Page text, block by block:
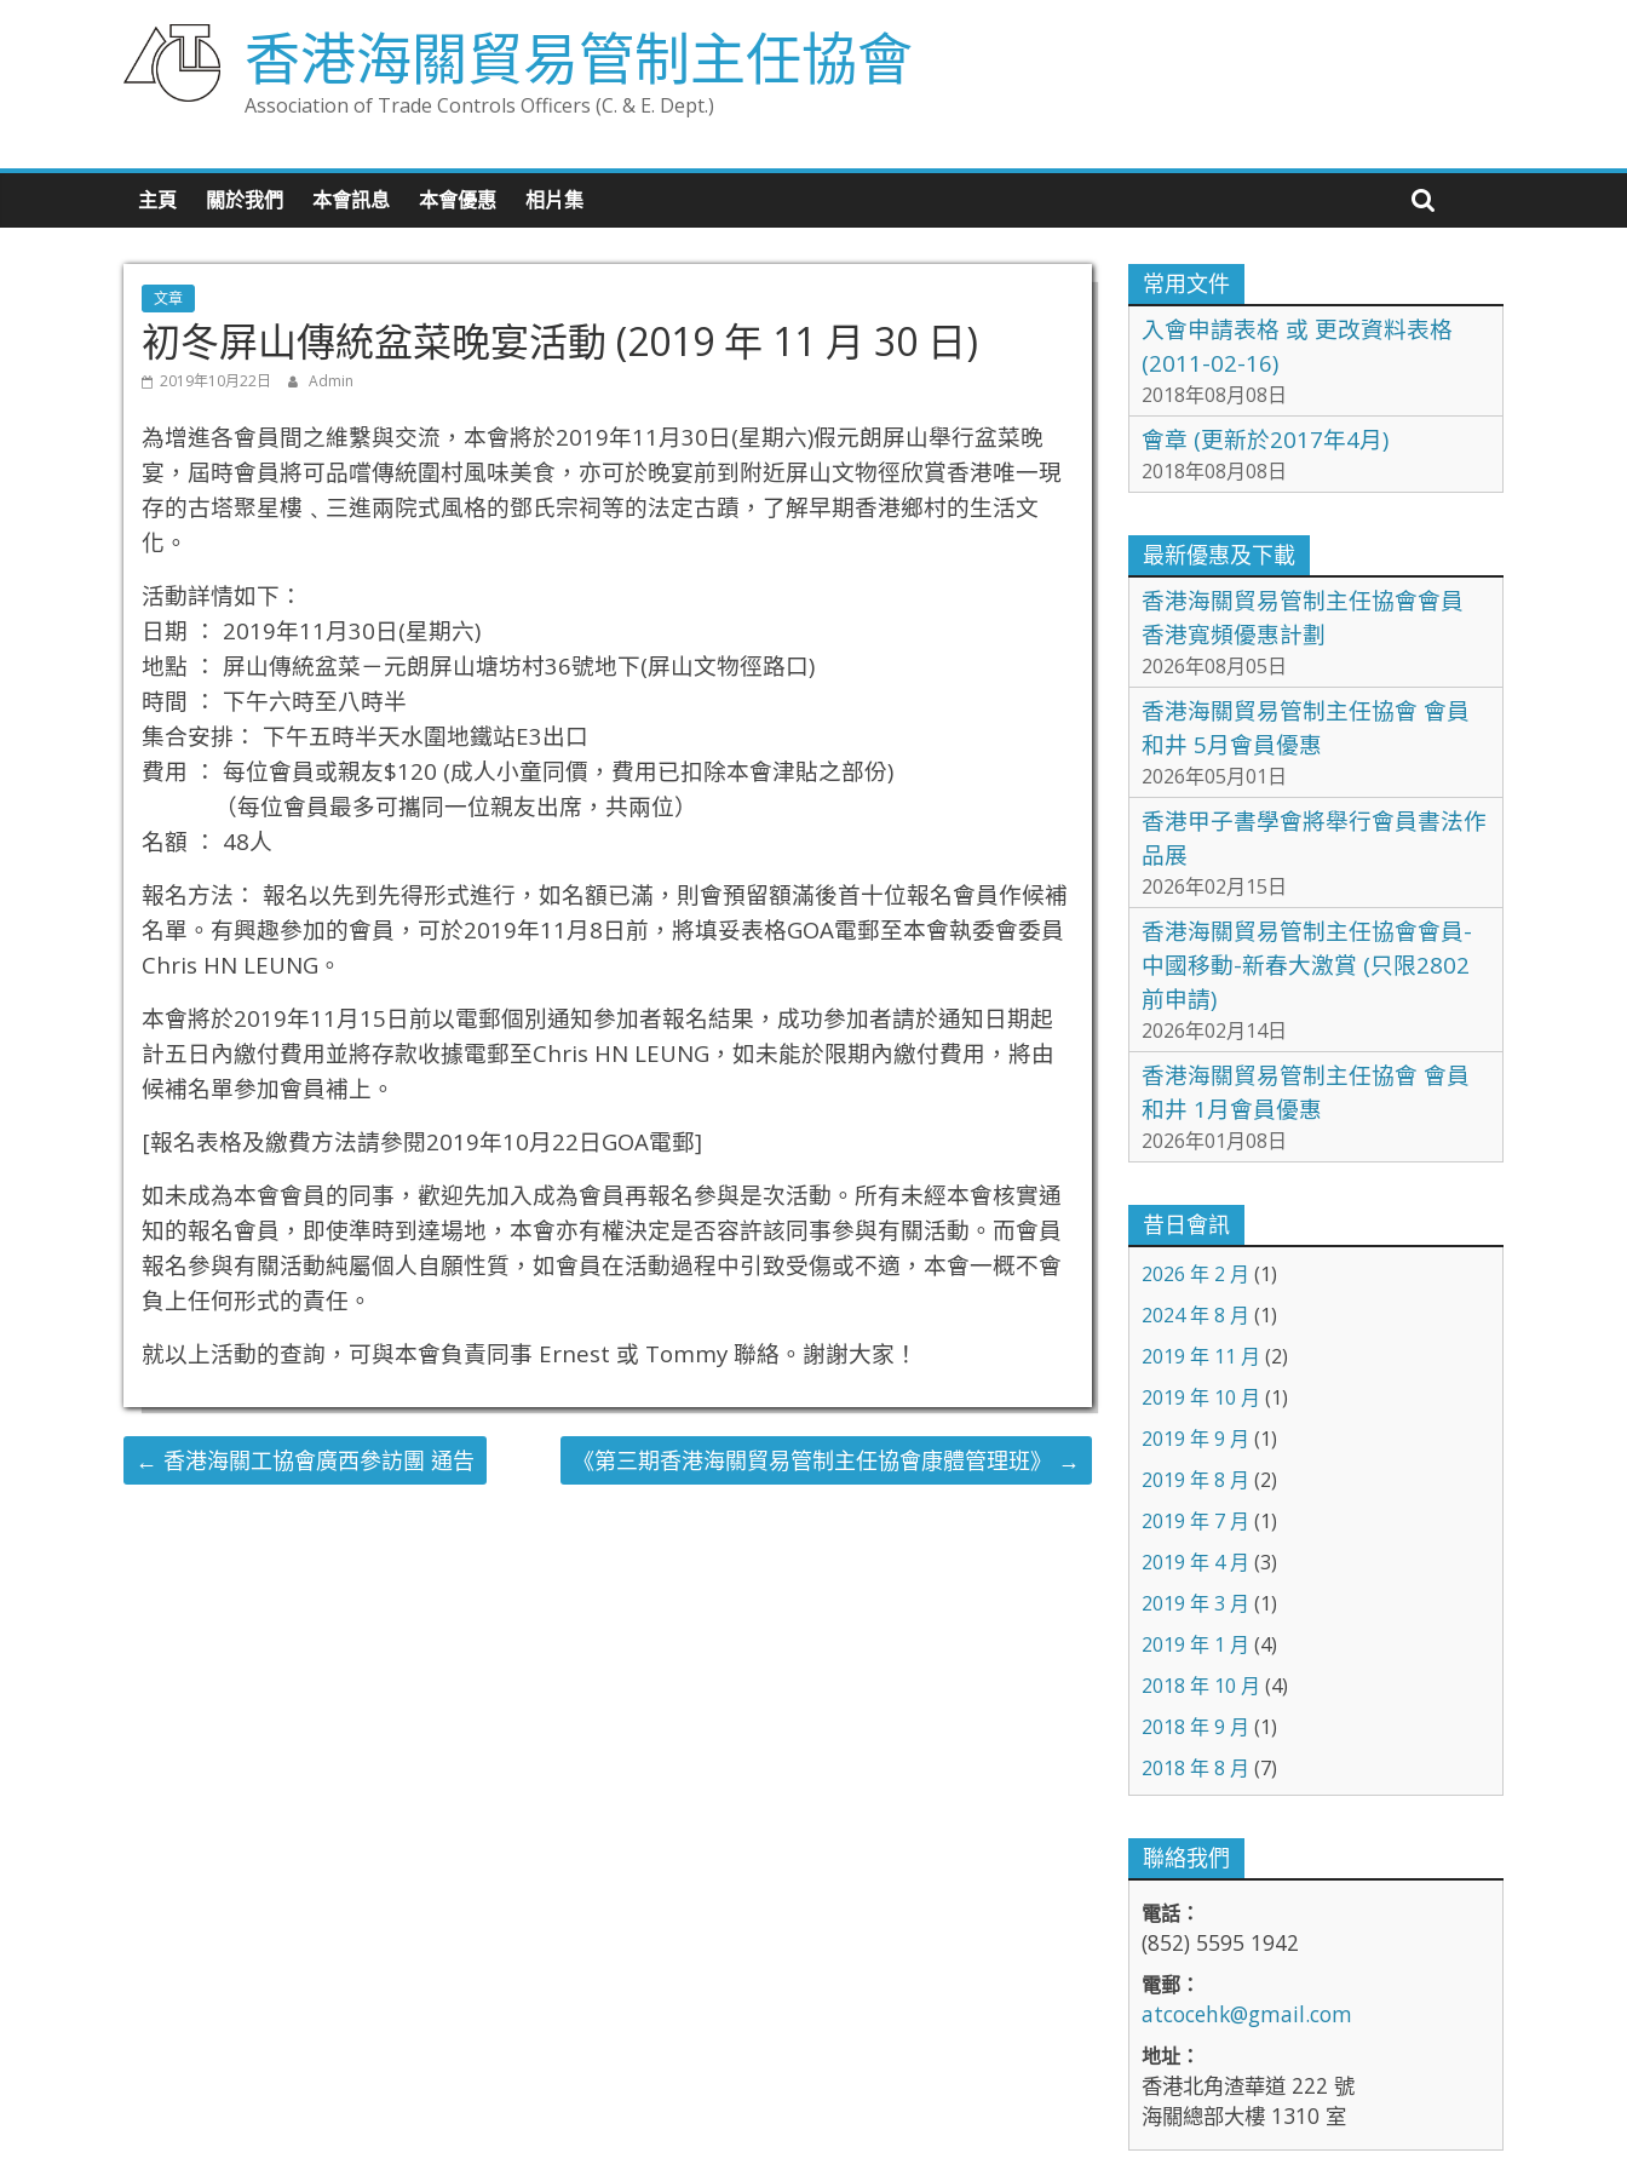
香港海關貿易管制主任協會
Association of Trade Controls Officers (C. & E. Dept.)
主頁 關於我們 本會訊息 本會優惠 相片集
文章
初冬屏山傳統盆菜晚宴活動 (2019 年 11 月 30 日)
2019年10月22日 Admin
為增進各會員間之維繫與交流，本會將於2019年11月30日(星期六)假元朗屏山舉行盆菜晚
宴，屆時會員將可品嚐傳統圍村風味美食，亦可於晚宴前到附近屏山文物徑欣賞香港唯一現
存的古塔聚星樓﹑三進兩院式風格的鄧氏宗祠等的法定古蹟，了解早期香港鄉村的生活文
化。
活動詳情如下：
日期 ： 2019年11月30日(星期六)
地點 ： 屏山傳統盆菜－元朗屏山塘坊村36號地下(屏山文物徑路口)
時間 ： 下午六時至八時半
集合安排： 下午五時半天水圍地鐵站E3出口
費用 ： 每位會員或親友$120 (成人小童同價，費用已扣除本會津貼之部份)
（每位會員最多可攜同一位親友出席，共兩位）
名額 ： 48人
報名方法： 報名以先到先得形式進行，如名額已滿，則會預留額滿後首十位報名會員作候補
名單。 有興趣參加的會員，可於2019年11月8日前，將填妥表格GOA電郵至本會執委會委員
Chris HN LEUNG。
本會將於2019年11月15日前以電郵個別通知參加者報名結果，成功參加者請於通知日期起
計五日內繳付費用並將存款收據電郵至Chris HN LEUNG，如未能於限期內繳付費用，將由
候補名單參加會員補上。
[報名表格及繳費方法請參閱2019年10月22日GOA電郵]
如未成為本會會員的同事，歡迎先加入成為會員再報名參與是次活動。所有未經本會核實通
知的報名會員，即使準時到達場地，本會亦有權決定是否容許該同事參與有關活動。而會員
報名參與有關活動純屬個人自願性質，如會員在活動過程中引致受傷或不適，本會一概不會
負上任何形式的責任。
就以上活動的查詢，可與本會負責同事 Ernest 或 Tommy 聯絡。謝謝大家！
← 香港海關工協會廣西參訪團 通告 《第三期香港海關貿易管制主任協會康體管理班》 →
常用文件
入會申請表格 或 更改資料表格
(2011-02-16)
2018年08月08日
會章 (更新於2017年4月)
2018年08月08日
最新優惠及下載
香港海關貿易管制主任協會會員
香港寬頻優惠計劃
2026年08月05日
香港海關貿易管制主任協會 會員
和井 5月會員優惠
2026年05月01日
香港甲子書學會將舉行會員書法作
品展
2026年02月15日
香港海關貿易管制主任協會會員-
中國移動-新春大激賞 (只限2802
前申請)
2026年02月14日
香港海關貿易管制主任協會 會員
和井 1月會員優惠
2026年01月08日
昔日會訊
2026 年 2 月 (1)
2024 年 8 月 (1)
2019 年 11 月 (2)
2019 年 10 月 (1)
2019 年 9 月 (1)
2019 年 8 月 (2)
2019 年 7 月 (1)
2019 年 4 月 (3)
2019 年 3 月 (1)
2019 年 1 月 (4)
2018 年 10 月 (4)
2018 年 9 月 (1)
2018 年 8 月 (7)
聯絡我們
電話：
(852) 5595 1942
電郵：
atcocehk@gmail.com
地址：
香港北角渣華道 222 號
海關總部大樓 1310 室